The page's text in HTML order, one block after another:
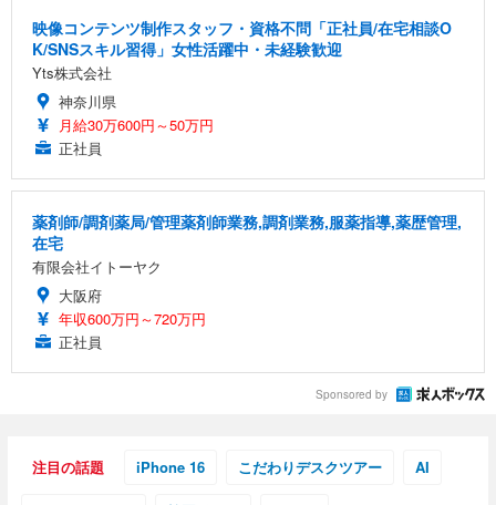
映像コンテンツ制作スタッフ・資格不問「正社員/在宅相談O
K/SNSスキル習得」女性活躍中・未経験歓迎
Yts株式会社
神奈川県
月給30万600円～50万円
正社員
薬剤師/調剤薬局/管理薬剤師業務,調剤業務,服薬指導,薬歴管理,
在宅
有限会社イトーヤク
大阪府
年収600万円～720万円
正社員
Sponsored by
注目の話題 iPhone 16 こだわりデスクツアー AI